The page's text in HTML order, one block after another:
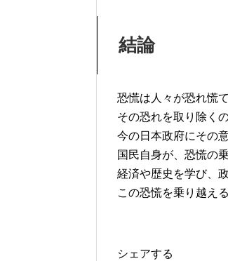
結論
恐慌は人々が恐れ慌
その恐れを取り除く
今の日本政府にその
国民自身が、恐慌の
経済や歴史を学び、
この恐慌を乗り越え
シェアする